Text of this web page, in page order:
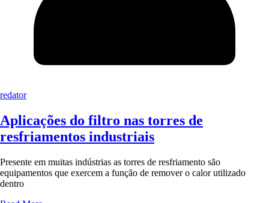
redator
Aplicações do filtro nas torres de
resfriamentos industriais
Presente em muitas indústrias as torres de resfriamento são
equipamentos que exercem a função de remover o calor utilizado
dentro